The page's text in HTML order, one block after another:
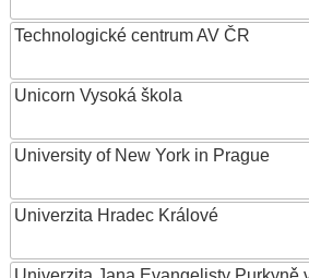
Technologické centrum AV ČR
Unicorn Vysoká škola
University of New York in Prague
Univerzita Hradec Králové